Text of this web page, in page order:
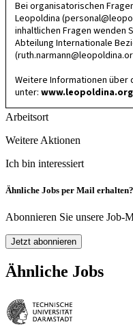
Bei organisatorischen
Leopoldina (
inhaltlichen Fragen wenden
Abteilung Internationale
(
Weitere Informationen über
unter: www.leopoldina.org
Arbeitsort
Weitere Aktionen
Ich bin interessiert
Ähnliche Jobs per Mail erhalten?
Abonnieren Sie unsere Job-
Jetzt abonnieren
Ähnliche Jobs